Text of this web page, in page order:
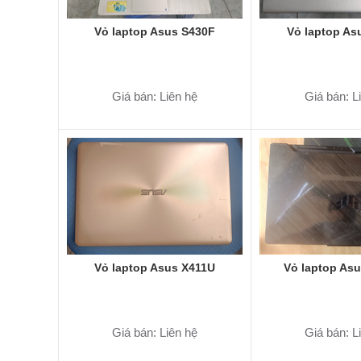
Vỏ laptop Asus S430F
Giá bán: Liên hệ
Vỏ laptop
Giá bán:
Vỏ laptop Asus X411U
Giá bán: Liên hệ
Vỏ laptop
Giá bán: